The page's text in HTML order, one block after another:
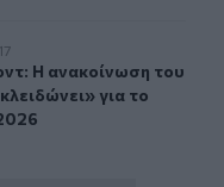
νέου 007 «κλειδώνει»
Η ανακοίνωση του
Η ανακοίνωση του
για το